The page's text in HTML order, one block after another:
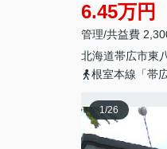
6.45万円
管理/共益費
北海道帯広市東
根室本線「帯
1/26